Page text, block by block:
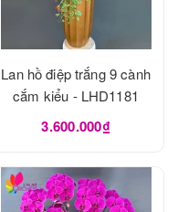
Lan hồ điệp trắng 9 cành
cắm kiểu - LHD1181
3.600.000₫